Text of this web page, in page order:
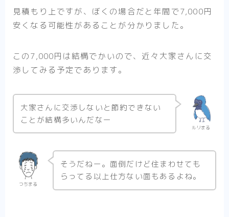
見積もり上ですが、ぼくの場合だと年間で7,000円
安くなる可能性があることが分かりました。
この7,000円は結構でかいので、近々大家さんに交
渉してみる予定であります。
ルリまる
大家さんに交渉しないと節約できない
ことが結構多いんだなー
つちまる
そうだねー。面倒だけど住まわせても
らってる以上仕方ない面もあるよね。